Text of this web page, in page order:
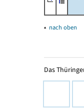
▴ nach oben
Das